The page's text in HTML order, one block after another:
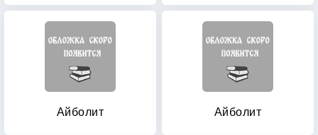
Айболит Айболит